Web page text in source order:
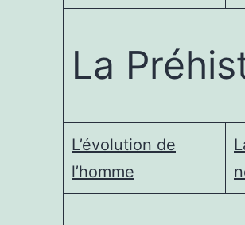
La
L’évolution de
l’homme